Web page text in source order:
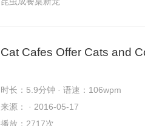
Cat Cafes Offer Cats and
时长：5.9分钟 · 语速：106wpm
来源： · 2016-05-17
播放：2717次